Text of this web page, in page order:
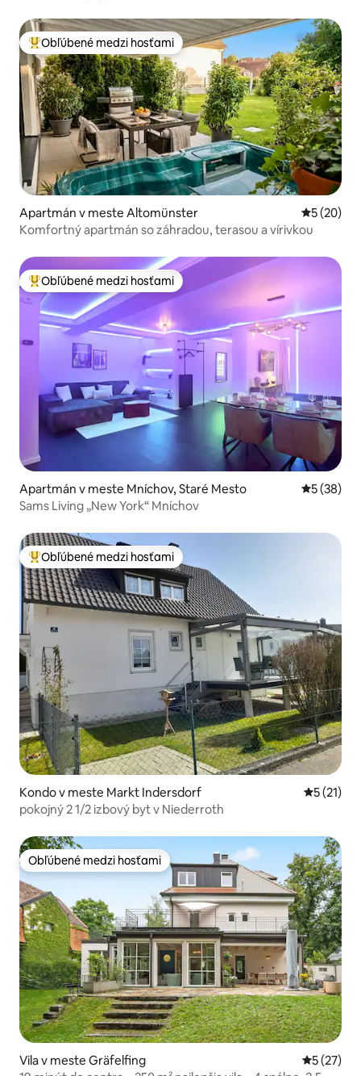
Najobľúbenejšie medzi hosťami
Obľúbené medzi hosťami
Apartmán v meste Altomünster
5 (20)
Komfortný apartmán so záhradou, terasou a vírivkou
Najobľúbenejšie medzi hosťami
Obľúbené medzi hosťami
Apartmán v meste Mníchov, Staré Mesto
5 (38)
Sams Living „New York“ Mníchov
Najobľúbenejšie medzi hosťami
Obľúbené medzi hosťami
Kondo v meste Markt Indersdorf
5 (21)
pokojný 2 1/2 izbový byt v Niederroth
Obľúbené medzi hosťami
Obľúbené medzi hosťami
Vila v meste Gräfelfing
5 (27)